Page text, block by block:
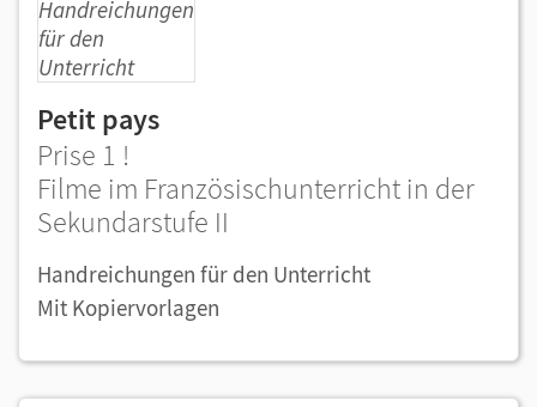
Petit pays
Prise 1 !
Filme im Französischunterricht in der
Sekundarstufe II
Handreichungen für den Unterricht
Mit Kopiervorlagen